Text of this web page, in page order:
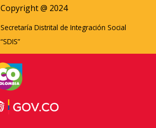
Copyright @ 2024
Secretaría Distrital de Integración Social
“SDIS”